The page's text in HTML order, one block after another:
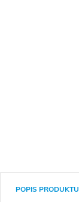
POPIS PRODUKTU